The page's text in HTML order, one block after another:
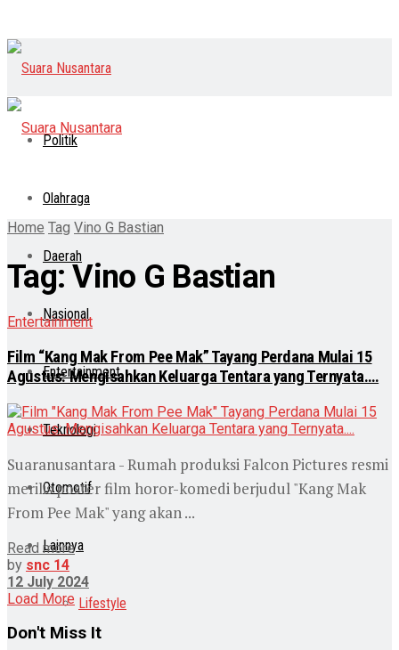
Politik
Olahraga
Daerah
Nasional
Entertainment
Teknologi
Otomotif
Lainnya
Lifestyle
Home Tag Vino G Bastian
Tag:Vino G Bastian
Entertainment
Film “Kang Mak From Pee Mak” Tayang Perdana Mulai 15
Agustus: Mengisahkan Keluarga Tentara yang Ternyata….
Suaranusantara - Rumah produksi Falcon Pictures resmi
merilis poster film horor-komedi berjudul "Kang Mak
From Pee Mak" yang akan ...
Read more
by snc 14
12 July 2024
Load More
Don't Miss It